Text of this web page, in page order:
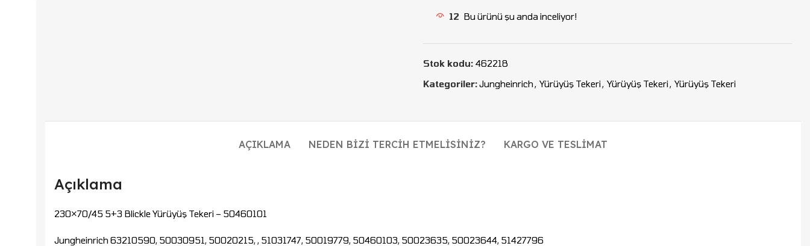
12 Bu ürünü şu anda inceliyor!
Stok kodu: 462218
Kategoriler:Jungheinrich, Yürüyüş Tekeri, Yürüyüş Tekeri, Yürüyüş Tekeri
AÇIKLAMA NEDEN BIZI TERCIH ETMELISINIZ? KARGO VE TESLIMAT
Açıklama
230×70/45 5+3 Blickle Yürüyüş Tekeri – 50460101
Jungheinrich 63210590, 50030951, 50020215, , 51031747, 50019779, 50460103, 50023635, 50023644, 51427796